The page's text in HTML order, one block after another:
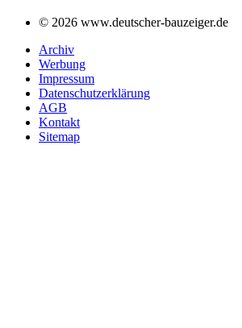
© 2026 www.deutscher-bauzeiger.de
Archiv
Werbung
Impressum
Datenschutzerklärung
AGB
Kontakt
Sitemap